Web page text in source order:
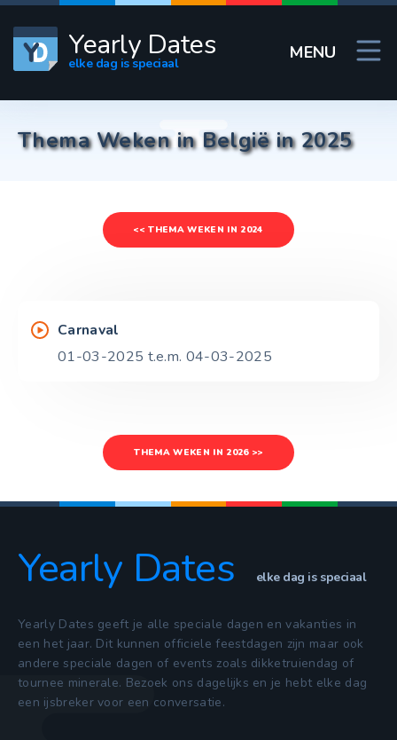
Yearly Dates
elke dag is speciaal
MENU
Thema Weken in België in 2025
<< THEMA WEKEN IN 2024
Carnaval
01-03-2025 t.e.m. 04-03-2025
THEMA WEKEN IN 2026 >>
Yearly Dates elke dag is speciaal
Yearly Dates geeft je alle speciale dagen en vakanties in
een het jaar. Dit kunnen officiele feestdagen zijn maar ook
andere speciale dagen of events zoals dikketruiendag of
tournee minerale. Bezoek ons dagelijks en je hebt elke dag
een ijsbreker voor een conversatie.